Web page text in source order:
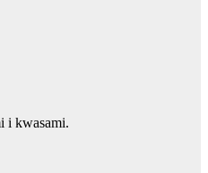
i kwasami.